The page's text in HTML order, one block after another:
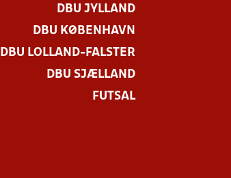
DBU JYLLAND
DBU KØBENHAVN
DBU LOLLAND-FALSTER
DBU SJÆLLAND
FUTSAL